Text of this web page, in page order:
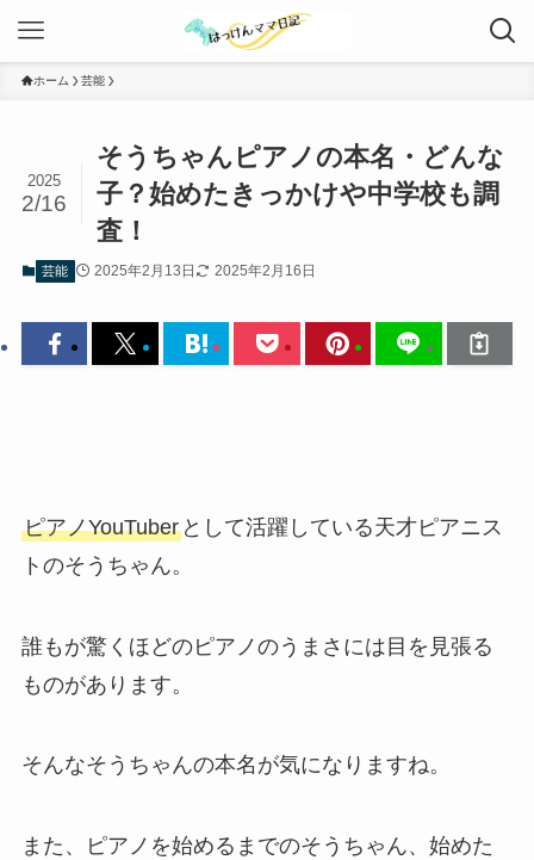
ホーム 芸能
そうちゃんピアノの本名・どんな
子？始めたきっかけや中学校も調
査！
2025
2/16
芸能 2025年2月13日 2025年2月16日
ピアノYouTuberとして活躍している天才ピアニス
トのそうちゃん。
誰もが驚くほどのピアノのうまさには目を見張る
ものがあります。
そんなそうちゃんの本名が気になりますね。
また、ピアノを始めるまでのそうちゃん、始めた